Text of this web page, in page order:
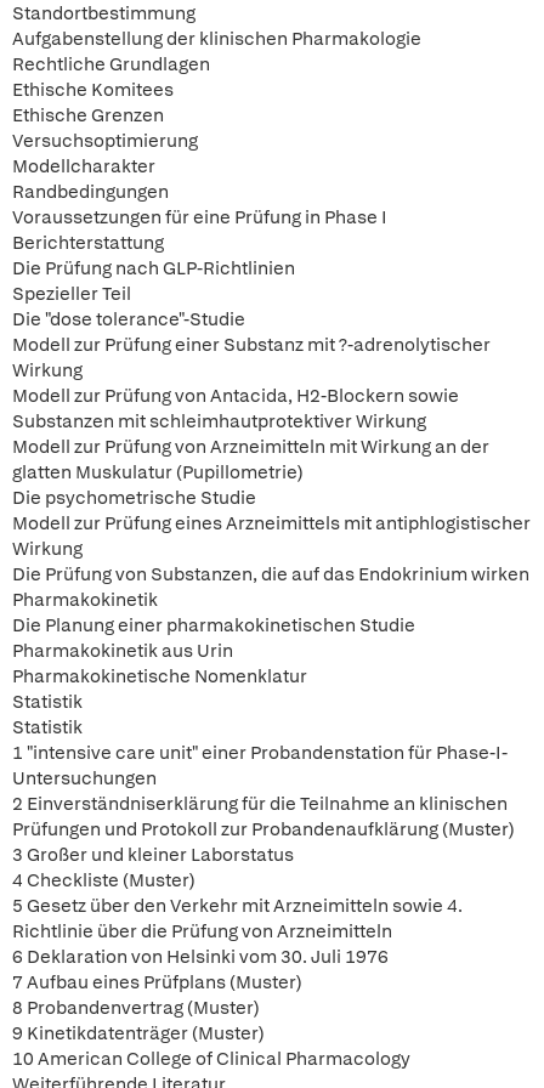
Standortbestimmung
Aufgabenstellung der klinischen Pharmakologie
Rechtliche Grundlagen
Ethische Komitees
Ethische Grenzen
Versuchsoptimierung
Modellcharakter
Randbedingungen
Voraussetzungen für eine Prüfung in Phase I
Berichterstattung
Die Prüfung nach GLP-Richtlinien
Spezieller Teil
Die "dose tolerance"-Studie
Modell zur Prüfung einer Substanz mit ?-adrenolytischer
Wirkung
Modell zur Prüfung von Antacida, H2-Blockern sowie
Substanzen mit schleimhautprotektiver Wirkung
Modell zur Prüfung von Arzneimitteln mit Wirkung an der
glatten Muskulatur (Pupillometrie)
Die psychometrische Studie
Modell zur Prüfung eines Arzneimittels mit antiphlogistischer
Wirkung
Die Prüfung von Substanzen, die auf das Endokrinium wirken
Pharmakokinetik
Die Planung einer pharmakokinetischen Studie
Pharmakokinetik aus Urin
Pharmakokinetische Nomenklatur
Statistik
Statistik
1 "intensive care unit" einer Probandenstation für Phase-I-
Untersuchungen
2 Einverständniserklärung für die Teilnahme an klinischen
Prüfungen und Protokoll zur Probandenaufklärung (Muster)
3 Großer und kleiner Laborstatus
4 Checkliste (Muster)
5 Gesetz über den Verkehr mit Arzneimitteln sowie 4.
Richtlinie über die Prüfung von Arzneimitteln
6 Deklaration von Helsinki vom 30. Juli 1976
7 Aufbau eines Prüfplans (Muster)
8 Probandenvertrag (Muster)
9 Kinetikdatenträger (Muster)
10 American College of Clinical Pharmacology